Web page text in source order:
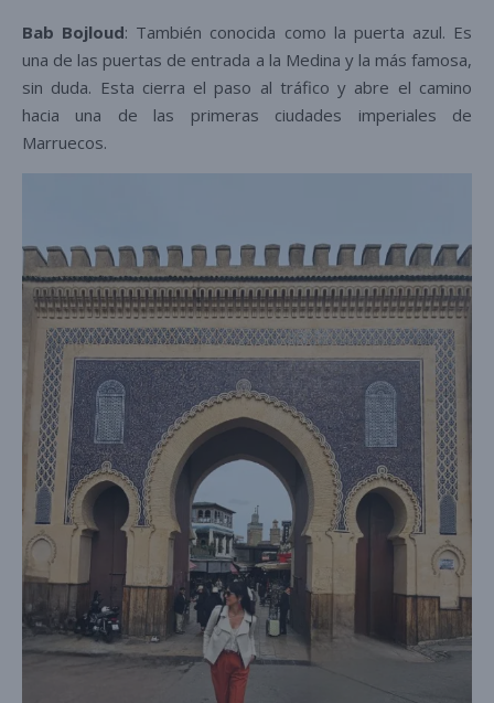
Bab Bojloud: También conocida como la puerta azul. Es
una de las puertas de entrada a la Medina y la más famosa,
sin duda. Esta cierra el paso al tráfico y abre el camino
hacia una de las primeras ciudades imperiales de
Marruecos.